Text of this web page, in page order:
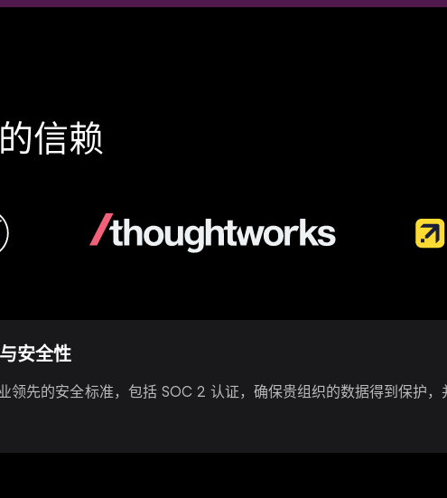
信赖
安全性
先的安全标准，包括 SOC 2 认证，确保贵组织的数据得到保护，